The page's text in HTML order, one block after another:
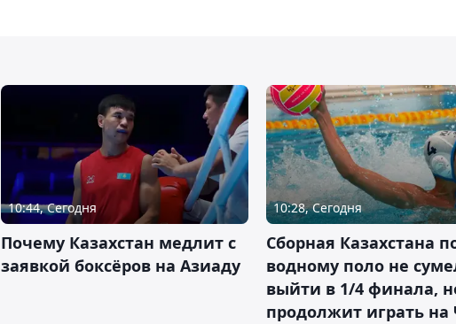
10:44, Сегодня
Почему Казахстан медлит с
заявкой боксёров на Азиаду
10:28, Сегодня
Сборная Казахстана
водному поло не
выйти в 1/4 финала,
продолжит играть